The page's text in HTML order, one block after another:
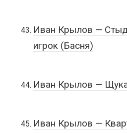
Иван Крылов —
игрок (Басня)
Иван Крылов —
Иван Крылов —